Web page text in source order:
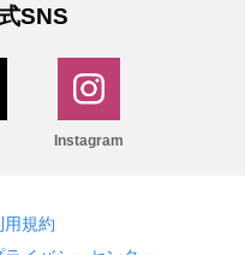
SNS
Instagram
用規約